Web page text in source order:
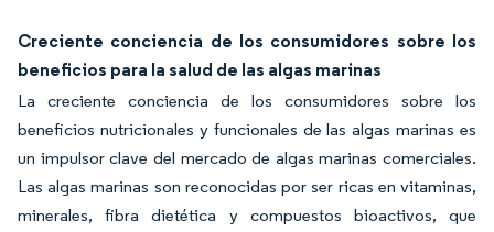
Creciente conciencia de los consumidores sobre los
beneficios para la salud de las algas marinas
La creciente conciencia de los consumidores sobre los
beneficios nutricionales y funcionales de las algas marinas es
un impulsor clave del mercado de algas marinas comerciales.
Las algas marinas son reconocidas por ser ricas en vitaminas,
minerales, fibra dietética y compuestos bioactivos, que